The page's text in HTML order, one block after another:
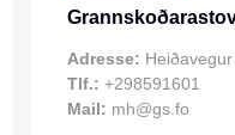
Adresse:
Tlf.: +298591601
Mail: mh@gs.fo